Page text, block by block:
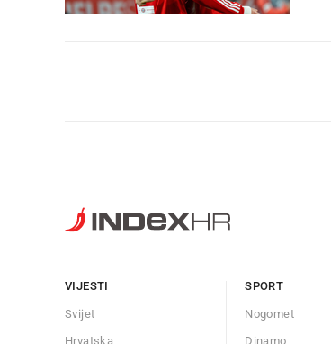
VIJESTI
Svijet
Hrvatska
SPORT
Nogomet
Dinamo